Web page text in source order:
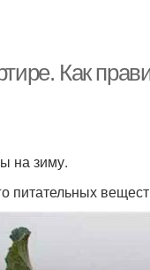
Как
на зиму.
питательных